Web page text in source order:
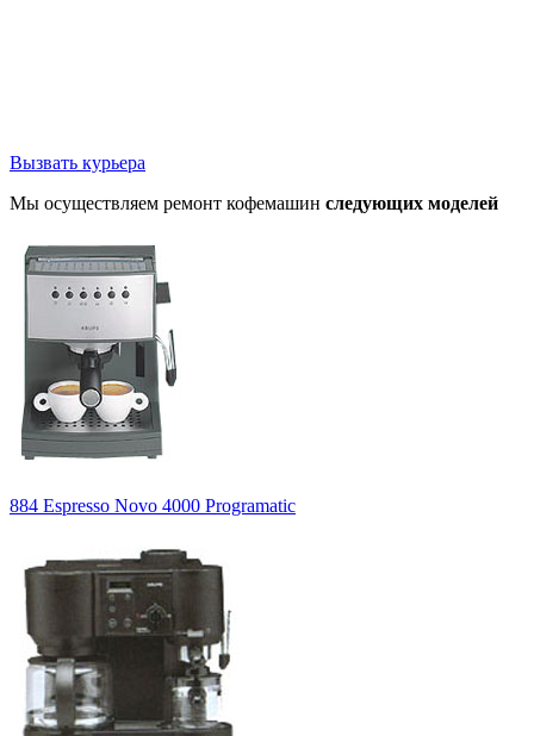
Вызвать курьера
Мы осуществляем ремонт кофемашин следующих моделей
884 Espresso Novo 4000 Programatic